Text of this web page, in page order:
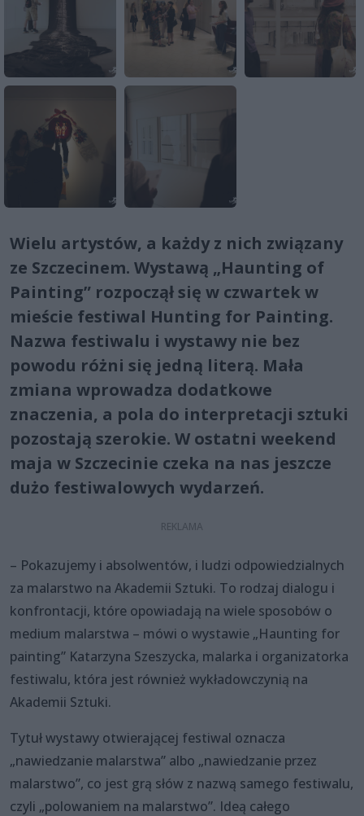
Wielu artystów, a każdy z nich związany
ze Szczecinem. Wystawą „Haunting of
Painting” rozpoczął się w czwartek w
mieście festiwal Hunting for Painting.
Nazwa festiwalu i wystawy nie bez
powodu różni się jedną literą. Mała
zmiana wprowadza dodatkowe
znaczenia, a pola do interpretacji sztuki
pozostają szerokie. W ostatni weekend
maja w Szczecinie czeka na nas jeszcze
dużo festiwalowych wydarzeń.
– Pokazujemy i absolwentów, i ludzi odpowiedzialnych
za malarstwo na Akademii Sztuki. To rodzaj dialogu i
konfrontacji, które opowiadają na wiele sposobów o
medium malarstwa – mówi o wystawie „Haunting for
painting” Katarzyna Szeszycka, malarka i organizatorka
festiwalu, która jest również wykładowczynią na
Akademii Sztuki.
Tytuł wystawy otwierającej festiwal oznacza
„nawiedzanie malarstwa” albo „nawiedzanie przez
malarstwo”, co jest grą słów z nazwą samego festiwalu,
czyli „polowaniem na malarstwo”. Ideą całego